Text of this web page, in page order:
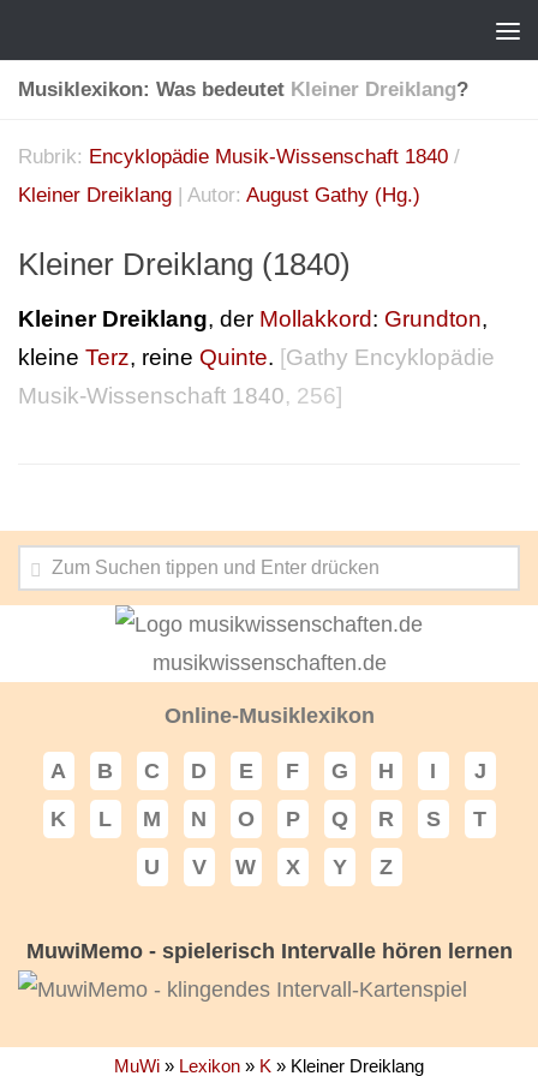
Musiklexikon: Was bedeutet Kleiner Dreiklang?
Rubrik: Encyklopädie Musik-Wissenschaft 1840 /
Kleiner Dreiklang | Autor: August Gathy (Hg.)
Kleiner Dreiklang (1840)
Kleiner Dreiklang, der Mollakkord: Grundton,
kleine Terz, reine Quinte. [Gathy Encyklopädie
Musik-Wissenschaft 1840, 256]
musikwissenschaften.de
Online-Musiklexikon
A B C D E F G H I
J
K
L M N O P Q R S
T
U
V W X Y Z
MuwiMemo - spielerisch Intervalle hören lernen
MuWi » Lexikon » K » Kleiner Dreiklang